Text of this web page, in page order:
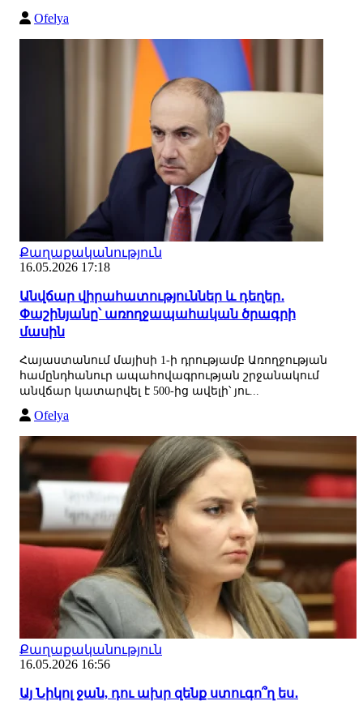
Ofelya
Քաղաքականություն
16.05.2026 17:18
Անվճար վիրահատություններ և դեղեր․
Փաշինյանը՝ առողջապահական ծրագրի
մասին
Հայաստանում մայիսի 1-ի դրությամբ Առողջության
համընդհանուր ապահովագրության շրջանակում
անվճար կատարվել է 500-ից ավելի՝ յու...
Ofelya
Քաղաքականություն
16.05.2026 16:56
Այ Նիկոլ ջան, դու ախր զենք ստուգո՞ղ ես․